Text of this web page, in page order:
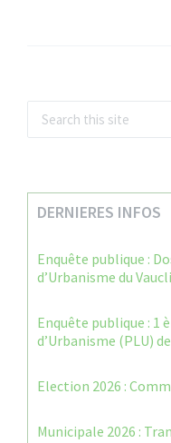
DERNIERES INFOS
Enquête publique :
d’Urbanisme du
Enquête publique : 1
d’Urbanisme (PLU)
Election 2026 :
Municipale 2026 :